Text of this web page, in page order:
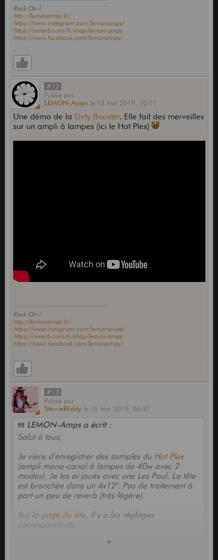
Rock On !
http://lemonamps.fr/
https://www.instagram.com/lemonamps/
https://reverb.com/fr/shop/lemon-amps
https://www.facebook.com/lemonamps/
#12
Publié par
LEMON-Amps le 13 Mar 2019, 10:11
Une démo de la Dirty Booster. Elle fait des merveilles
sur un ampli à lampes (ici le Hot Plex)
Rock On !
http://lemonamps.fr/
https://www.instagram.com/lemonamps/
https://reverb.com/fr/shop/lemon-amps
https://www.facebook.com/lemonamps/
#13
Publié par
StevieREddy le 15 Mar 2019, 06:57
LEMON-Amps a écrit :
Salut à tous,
Je viens d'enregistrer des samples du Hot Plex
(ampli mono-canal à lampes de 40w avec 2
modes). Je les ai joués avec une Les Paul. La tête
est branchée dans un 4x12". Pas de traitement à
part un peu de reverb (très légère).
Sur la page du site, il y a les réglages
correspondants.